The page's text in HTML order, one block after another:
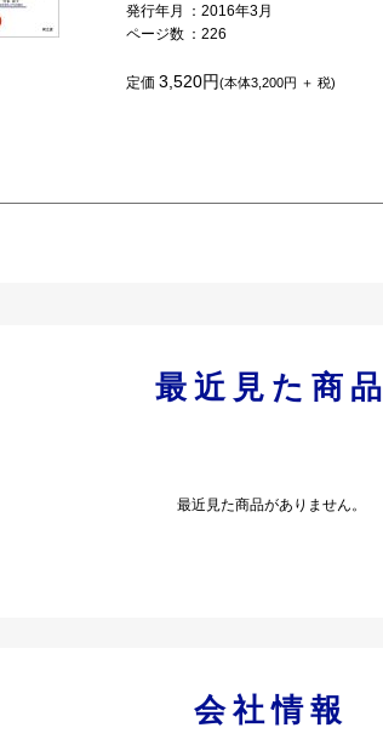
発行年月
：2016年3月
ページ数 ：226
定価 3,520円(本体3,200円 ＋ 税)
最近見た商品
最近見た商品がありません。
会社情報